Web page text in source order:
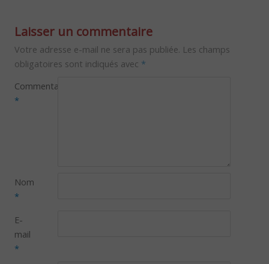
Laisser un commentaire
Votre adresse e-mail ne sera pas publiée. Les champs
obligatoires sont indiqués avec *
Commentaire
*
Nom
*
E-
mail
*